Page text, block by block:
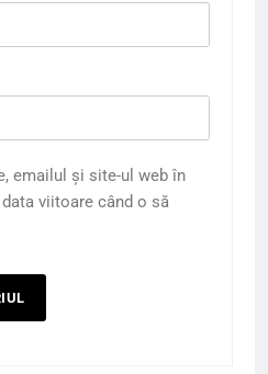
emailul și site-ul web în
viitoare când o să